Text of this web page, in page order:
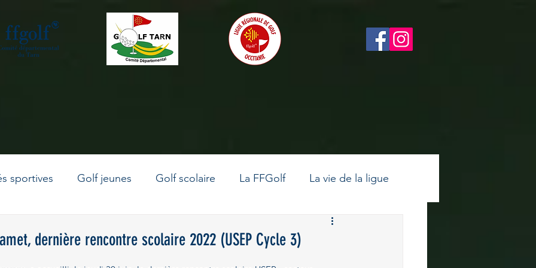
sportives Golf jeunes Golf scolaire La FFGolf La vie de la ligue
Golf féminin
dernière rencontre scolaire 2022 (USEP Cycle 3)